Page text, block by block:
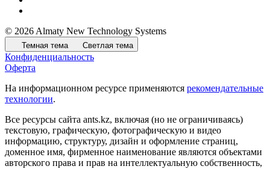
© 2026 Almaty New Technology Systems
Темная тема Светлая тема
Конфиденциальность
Оферта
На информационном ресурсе применяются рекомендательные
технологии.
Все ресурсы сайта ants.kz, включая (но не ограничиваясь)
текстовую, графическую, фотографическую и видео
информацию, структуру, дизайн и оформление страниц,
доменное имя, фирменное наименование являются объектами
авторского права и прав на интеллектуальную собственность,